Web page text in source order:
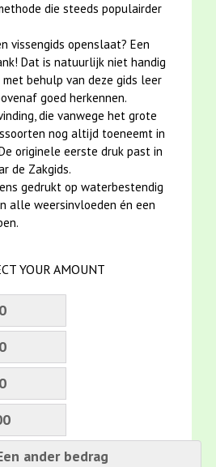
die steeds populairder
vissengids openslaat? Een
Dat is natuurlijk niet handig
behulp van deze gids leer
goed herkennen.
die vanwege het grote
nog altijd toeneemt in
originele eerste druk past in
de Zakgids.
gedrukt op waterbestendig
alle weersinvloeden én een
YOUR AMOUNT
ander bedrag